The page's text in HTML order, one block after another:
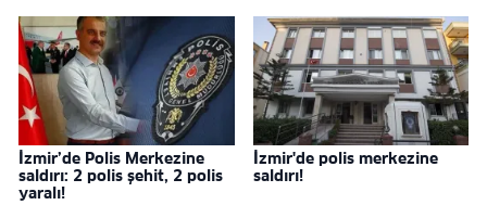
İzmir’de Polis Merkezine
saldırı: 2 polis şehit, 2 polis
yaralı!
İzmir'de polis merkezine
saldırı!